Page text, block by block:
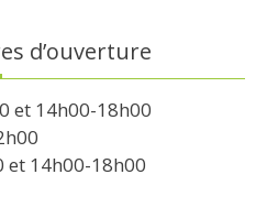
d’ouverture
et 14h00-18h00
et 14h00-18h00